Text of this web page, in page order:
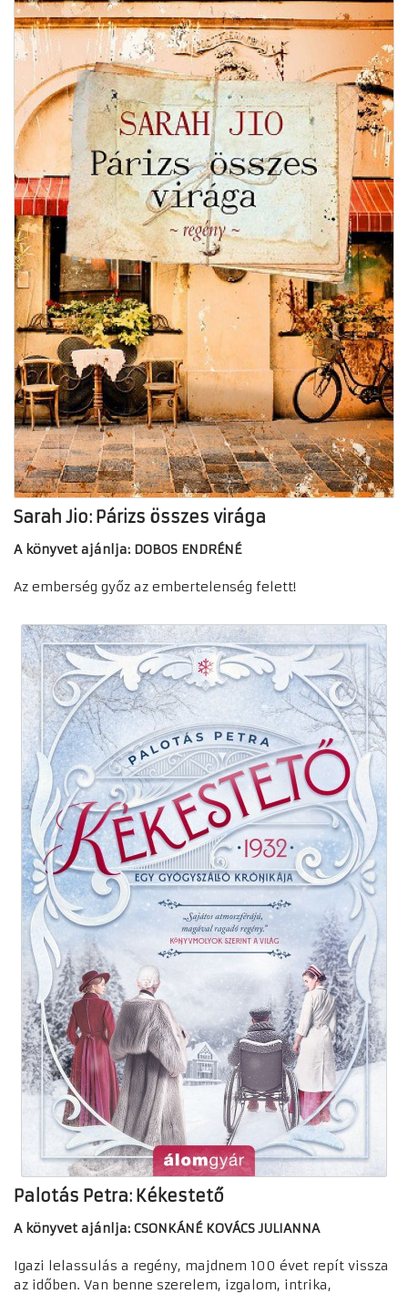
Sarah Jio: Párizs összes virága
A könyvet ajánlja: DOBOS ENDRÉNÉ
Az emberség győz az embertelenség felett!
Palotás Petra: Kékestető
A könyvet ajánlja: CSONKÁNÉ KOVÁCS JULIANNA
Igazi lelassulás a regény, majdnem 100 évet repít vissza
az időben. Van benne szerelem, izgalom, intrika,